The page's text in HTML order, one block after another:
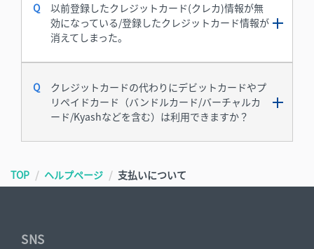
以前登録したクレジットカード(クレカ)情報が無
効になっている/登録したクレジットカード情報が
消えてしまった。
クレジットカードの代わりにデビットカードやプ
リペイドカード（バンドルカード/バーチャルカ
ード/Kyashなどを含む）は利用できますか？
TOP ヘルプページ 支払いについて
SNS